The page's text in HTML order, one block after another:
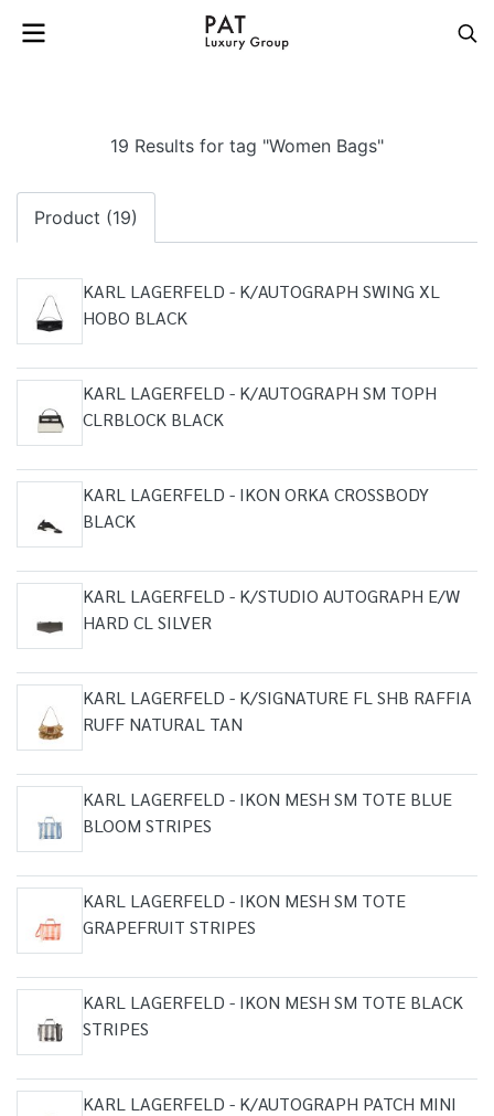
19 Results for tag "Women Bags"
Product (19)
KARL LAGERFELD - K/AUTOGRAPH SWING XL
HOBO BLACK
KARL LAGERFELD - K/AUTOGRAPH SM TOPH
CLRBLOCK BLACK
KARL LAGERFELD - IKON ORKA CROSSBODY
BLACK
KARL LAGERFELD - K/STUDIO AUTOGRAPH E/W
HARD CL SILVER
KARL LAGERFELD - K/SIGNATURE FL SHB RAFFIA
RUFF NATURAL TAN
KARL LAGERFELD - IKON MESH SM TOTE BLUE
BLOOM STRIPES
KARL LAGERFELD - IKON MESH SM TOTE
GRAPEFRUIT STRIPES
KARL LAGERFELD - IKON MESH SM TOTE BLACK
STRIPES
KARL LAGERFELD - K/AUTOGRAPH PATCH MINI